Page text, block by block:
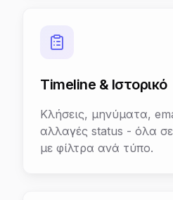
Timeline & Ιστορικό
Κλήσεις, μηνύματα,
αλλαγές status - όλα
με φίλτρα ανά τύπο.